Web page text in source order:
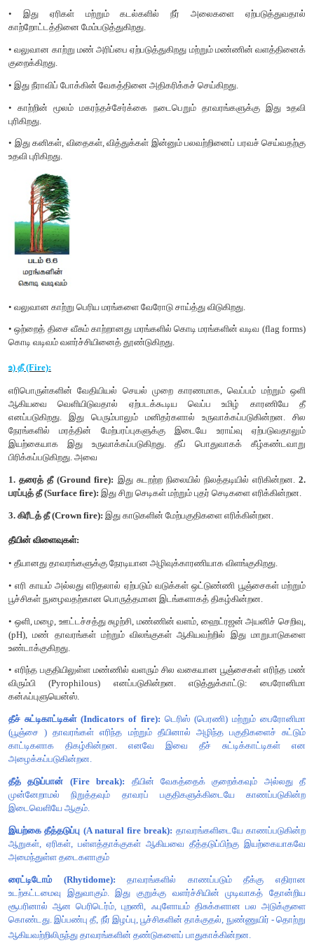
1. உள் நாட்டு நீர் அல்லது நன்னீர், குடிநீர் ஆகியவற்றில் 5%.
3. உப்பங்கழி (lagoons)-100% மேலான உப்பு தன்மை உப்பு
அடிப்படையில் உயிரினங்கள் இரண்டு வகைகளாகப்
1. யூரிஹாலைன் :இவை உப்புத்தன்மை அதிகமான நீரிலும்
உயிரினங்கள். எடுத்துக்காட்டு: கடல் பாசிகள்
ஆஞ்சியோஸ்பெர்ம்கள்.
2. ஸ்டெனோஹாலைன்:
வாழுக்கூடிய உயிரினங்கள். எடுத்துக்காட்டு: கழிமுகத்துவாரத்
i. சோயா, தக்காளி போன்ற தாவரங்கள் காட்மியத்தை
கூட்டுச் செல்களில் சேமித்துக் காட்மியத்தின் நச்சுத்தன்மை
பாதிக்காமல் நிர்வகிக்கும் தன்மையைப் பெற்றுள்ளன.
புரதத்தோடு இணையச் செய்து சகிப்புத்தன்மையை
இந்தத் தாவரங்கள் மாசடைந்த மண்ணிலிருந்து
பயன்படுகின்றன. இதற்குத் தாவரங்களால் சீரமைக்கப்படுதல்
என்று பெயர்.
ஈ) காற்று:
விசையுடன் கூடிய இயங்கும் வளி, காற்று என
மற்றும் பிற கூறுகளைக் கொண்டுள்ளது.
வளிகளின் கலவை கீழ்வருமாறு : நைட்ரஜன் 78%, ஆக்ஸிஜன்
தூசி, புகைத்துகள்கள், நுண்ணியிரிகள், மகரந்தத்
போன்றவை காற்றில் காணப்படுகின்ற ஏனைய கூறுகளாகும்.
அளவிடுவதற்குப் பயன்படுத்தப்படும் கருவி அனிமோமீட்டர் ஆகும்.
பசுமை இல்ல விளைவு / ஆல்பிடோ விளைவு:
வளிகள் காலநிலை மாற்றத்தை ஏற்படுத்துகின்றன.
சல்பர்) ஆகியவற்றிலிருந்து வெளியேறும் தூசு ஏரோசால்கள்
காணப்படும்
சிறிய திட அல்லது திரவத் துகள்கள்)
பகுதியிலும் வெப்பநிலை அளவில் பாதிப்பினை ஏற்படுத்துவதில்
வகிக்கிறது.
சூரியக் கதிர்வீச்சினை பிரதிபலிக்கின்றன. இது ஆல்பிடோ
விளைவு) எனப்படுகிறது. எனவே இது வெப்பநிலை
ஒளிச்சேர்க்கை மற்றும் சுவாசச் செயல்களைக் குறைக்கிறது.
மழை நீரை அமிலமாக்கி அமில மழைக்குக் காரணமாக